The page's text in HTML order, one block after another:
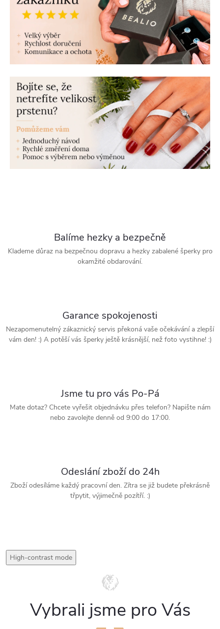
s
y
Balíme hezky a bezpečně
Klademe důraz na bezpečnou dopravu a hezky zabalené šperky pro
okamžité obdarování.
Garance spokojenosti
Nezapomenutelný zákaznický servis překoná vaše očekávání a zlepší
vám den! :) A potěší vás šperky ještě krásnější, než foto vystihne! :)
Jsme tu pro vás Po-Pá
Mate dotaz? Chcete vyřešit objednávku přes telefon? Napište nám
nebo zavolejte denně od 9:00 do 17:00.
Odeslání zboží do 24h
Zboží odesíláme každý pracovní den. Zítra se již budete překrásně
třpytit, výjimečně pozítří. :)
High-contrast mode
Vybrali jsme pro Vás